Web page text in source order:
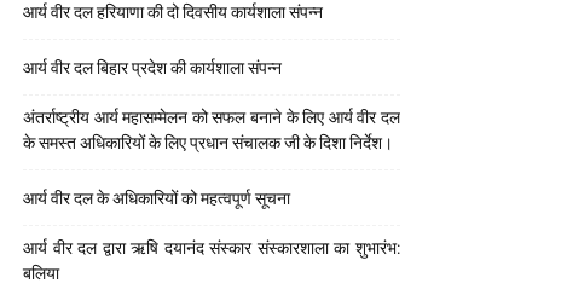
आर्य वीर दल हरियाणा की दो दिवसीय कार्यशाला संपन्न
आर्य वीर दल बिहार प्रदेश की कार्यशाला संपन्न
अंतर्राष्ट्रीय आर्य महासम्मेलन को सफल बनाने के लिए आर्य वीर दल
के समस्त अधिकारियों के लिए प्रधान संचालक जी के दिशा निर्देश।
आर्य वीर दल के अधिकारियों को महत्वपूर्ण सूचना
आर्य वीर दल द्वारा ऋषि दयानंद संस्कार संस्कारशाला का शुभारंभ:
बलिया